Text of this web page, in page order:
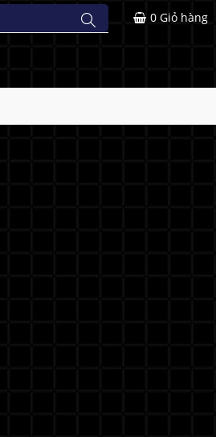
0 Giỏ hàng